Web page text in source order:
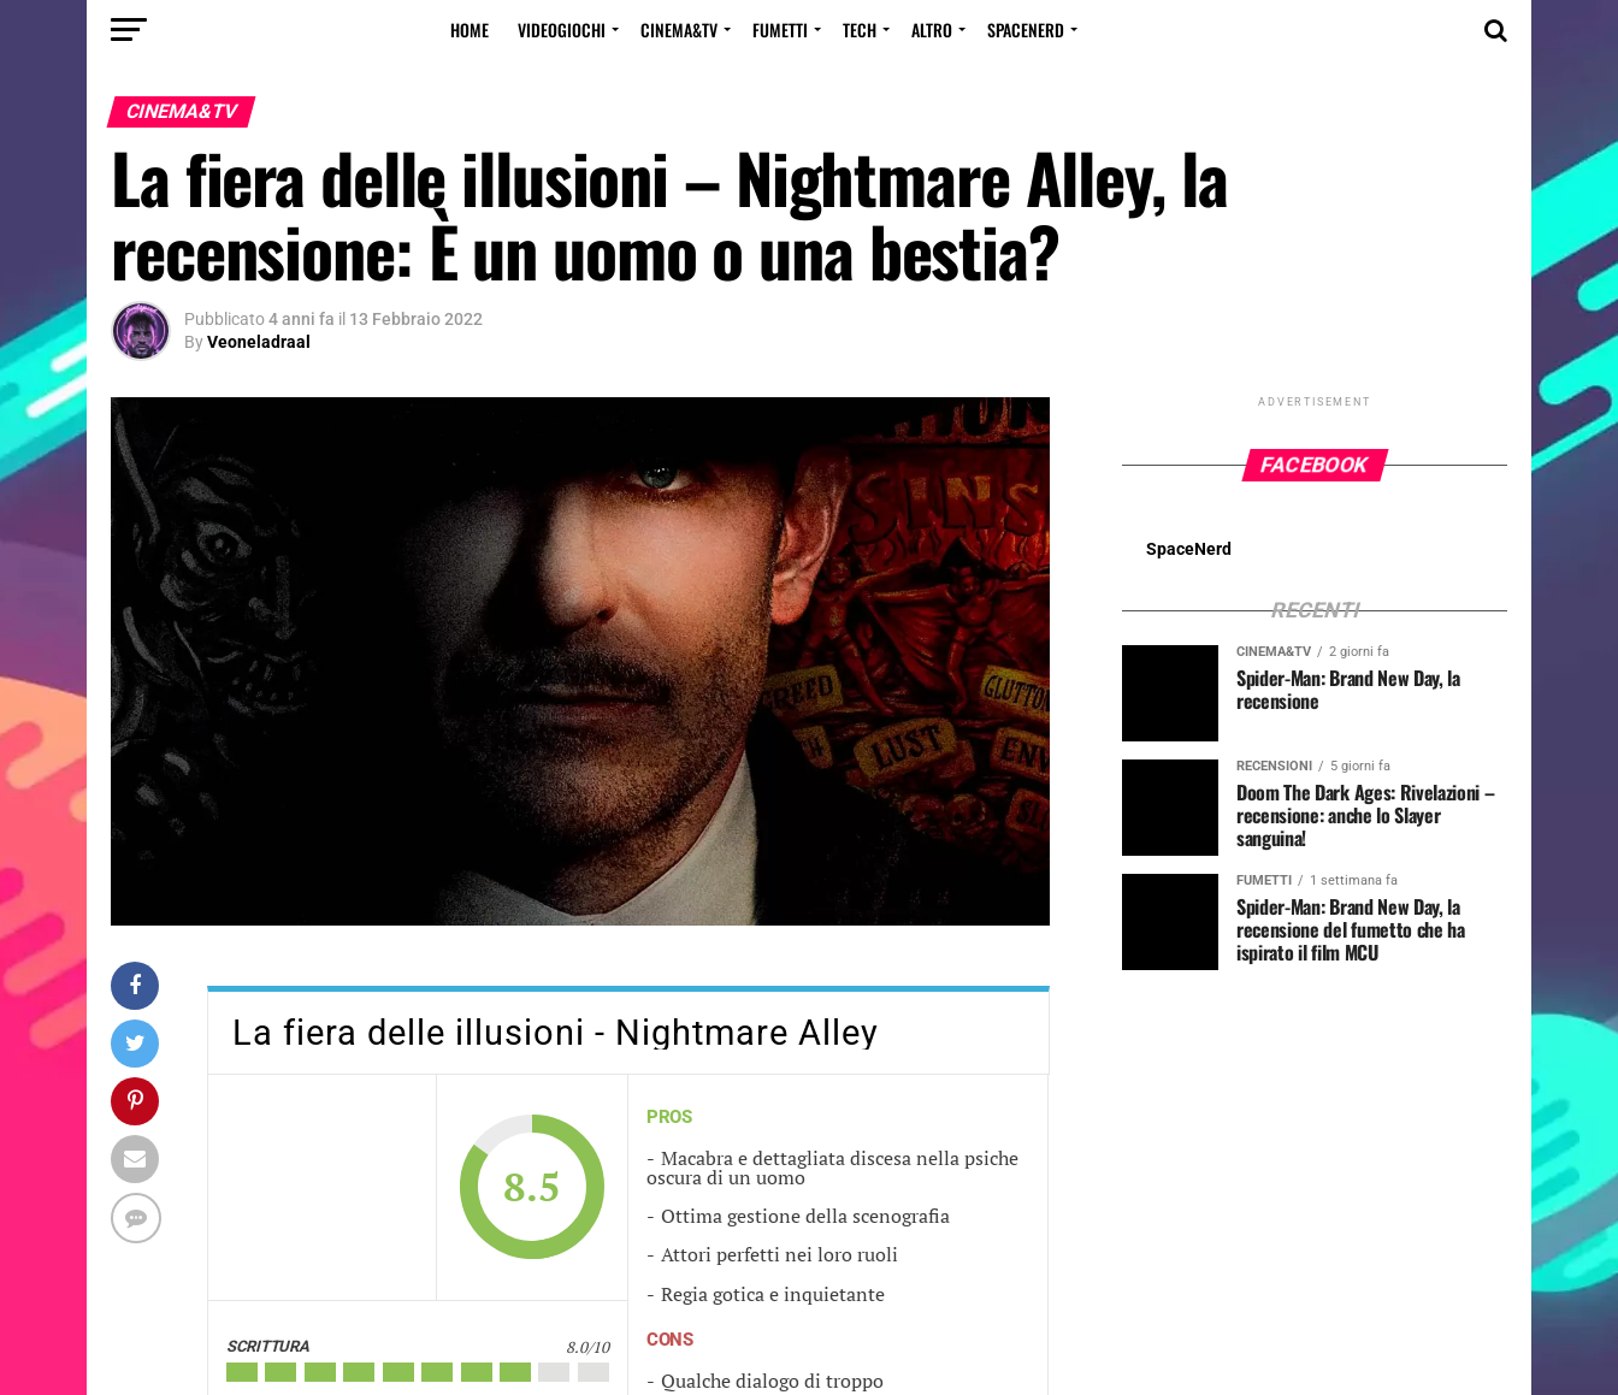
HOME VIDEOGIOCHI CINEMA&TV FUMETTI TECH ALTRO SPACENERD
CINEMA&TV
La fiera delle illusioni – Nightmare Alley, la
recensione: È un uomo o una bestia?
Pubblicato4 anni fa il 13 Febbraio 2022
ByVeoneladraal
La fiera delle illusioni - Nightmare Alley
8.5
SCRITTURA 8.0/10
PROS
Macabra e dettagliata discesa nella psiche
oscura di un uomo
Ottima gestione della scenografia
Attori perfetti nei loro ruoli
Regia gotica e inquietante
CONS
Qualche dialogo di troppo
ADVERTISEMENT
FACEBOOK
SpaceNerd
RECENTI
CINEMA&TV 2 giorni fa
Spider-Man: Brand New Day, la
recensione
RECENSIONI 5 giorni fa
Doom The Dark Ages: Rivelazioni –
recensione: anche lo Slayer
sanguina!
FUMETTI 1 settimana fa
Spider-Man: Brand New Day, la
recensione del fumetto che ha
ispirato il film MCU